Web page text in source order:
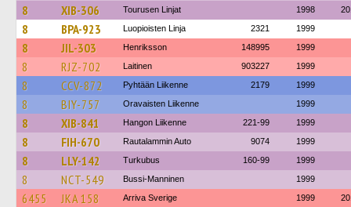
8 XIB-306 Tourusen Linjat 1998
8 BPA-923 Luopioisten Linja 2321 1999
8 JIL-303 Henriksson 148995 1999
8 RJZ-702 Laitinen 903227 1999
8 CCV-872 Pyhtään Liikenne 2179 1999
8 BIY-757 Oravaisten Liikenne 1999
8 XIB-841 Hangon Liikenne 221-99 1999
8 FIH-670 Rautalammin Auto 9074 1999
8 LLY-142 Turkubus 160-99 1999
8 NCT-549 Bussi-Manninen 1999
6455 JKA 158 Arriva Sverige 1999